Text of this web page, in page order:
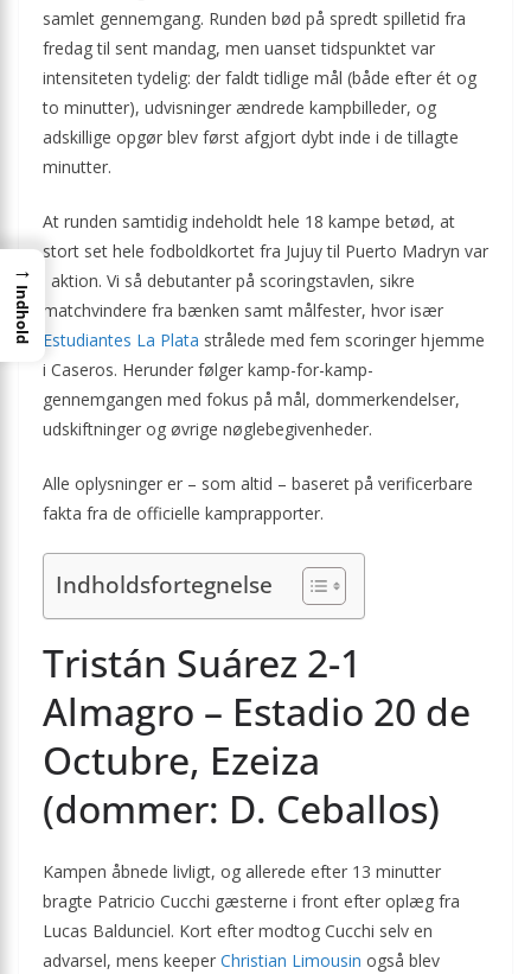
samlet gennemgang. Runden bød på spredt spilletid fra
fredag til sent mandag, men uanset tidspunktet var
intensiteten tydelig: der faldt tidlige mål (både efter ét og
to minutter), udvisninger ændrede kampbilleder, og
adskillige opgør blev først afgjort dybt inde i de tillagte
minutter.
At runden samtidig indeholdt hele 18 kampe betød, at
stort set hele fodboldkortet fra Jujuy til Puerto Madryn var
i aktion. Vi så debutanter på scoringstavlen, sikre
matchvindere fra bænken samt målfester, hvor især
Estudiantes La Plata strålede med fem scoringer hjemme
i Caseros. Herunder følger kamp-for-kamp-
gennemgangen med fokus på mål, dommerkendelser,
udskiftninger og øvrige nøglebegivenheder.
Alle oplysninger er – som altid – baseret på verificerbare
fakta fra de officielle kamprapporter.
Indholdsfortegnelse
Tristán Suárez 2-1
Almagro – Estadio 20 de
Octubre, Ezeiza
(dommer: D. Ceballos)
Kampen åbnede livligt, og allerede efter 13 minutter
bragte Patricio Cucchi gæsterne i front efter oplæg fra
Lucas Baldunciel. Kort efter modtog Cucchi selv en
advarsel, mens keeper Christian Limousin også blev
→
Indhold